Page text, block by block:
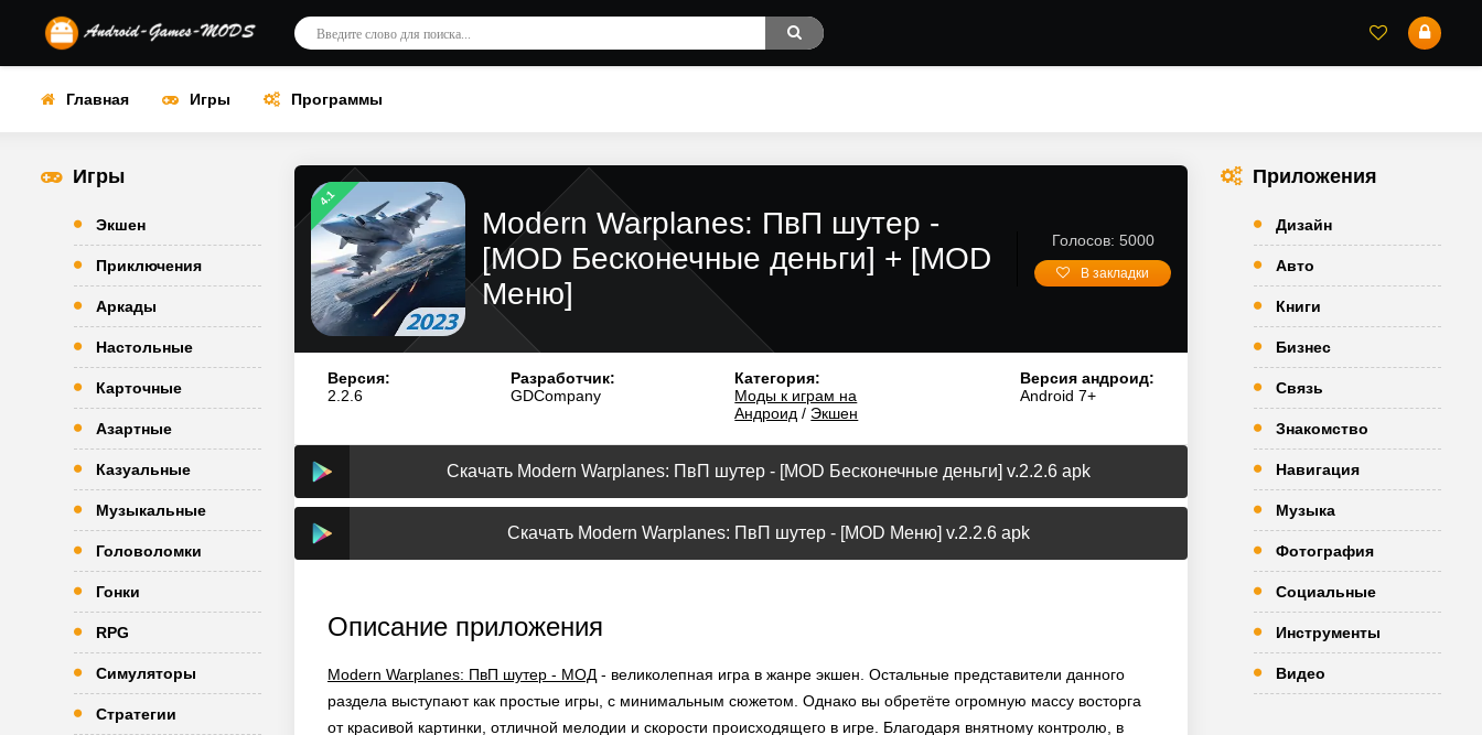
Главная Игры Программы
Игры
Экшен
Приключения
Аркады
Настольные
Карточные
Азартные
Казуальные
Музыкальные
Головоломки
Гонки
RPG
Симуляторы
Стратегии
4.1
Modern Warplanes: ПвП шутер -
[MOD Бесконечные деньги] + [MOD
Меню]
Голосов: 5000
В закладки
Версия:
2.2.6
Разработчик:
GDCompany
Категория:
Моды к играм на
Андроид / Экшен
Версия андроид:
Android 7+
Скачать Modern Warplanes: ПвП шутер - [MOD Бесконечные деньги] v.2.2.6 apk
Скачать Modern Warplanes: ПвП шутер - [MOD Меню] v.2.2.6 apk
Описание приложения
Modern Warplanes: ПвП шутер - МОД - великолепная игра в жанре экшен. Остальные представители данного
раздела выступают как простые игры, с минимальным сюжетом. Однако вы обретёте огромную массу восторга
от красивой картинки, отличной мелодии и скорости происходящего в игре. Благодаря внятному контролю, в
Приложения
Дизайн
Авто
Книги
Бизнес
Связь
Знакомство
Навигация
Музыка
Фотография
Социальные
Инструменты
Видео